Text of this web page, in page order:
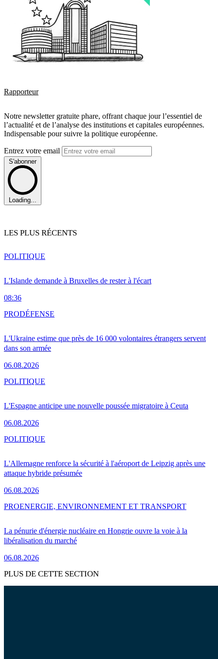
Rapporteur
Notre newsletter gratuite phare, offrant chaque jour l’essentiel de
l’actualité et de l’analyse des institutions et capitales européennes.
Indispensable pour suivre la politique européenne.
Entrez votre email
S'abonner
Loading...
LES PLUS RÉCENTS
L'Islande demande à Bruxelles de rester à l'écart
08:36
POLITIQUE
L'Ukraine estime que près de 16 000 volontaires étrangers servent
dans son armée
06.08.2026
PRODÉFENSE
L'Espagne anticipe une nouvelle poussée migratoire à Ceuta
06.08.2026
POLITIQUE
L'Allemagne renforce la sécurité à l'aéroport de Leipzig après une
attaque hybride présumée
06.08.2026
POLITIQUE
La pénurie d'énergie nucléaire en Hongrie ouvre la voie à la
libéralisation du marché
06.08.2026
PROENERGIE, ENVIRONNEMENT ET TRANSPORT
PLUS DE CETTE SECTION